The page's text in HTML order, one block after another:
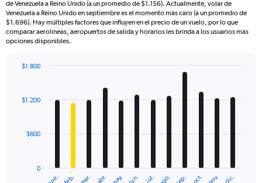
de Venezuela a Reino Unido (a un promedio de $1.156). Actualmente, volar de
Venezuela a Reino Unido en septiembre es el momento más caro (a un promedio de
$1.696). Hay múltiples factores que influyen en el precio de un vuelo, por lo que
comparar aerolíneas, aeropuertos de salida y horarios les brinda a los usuarios más
opciones disponibles.
with
12
The
ene. feb. mar. abr. may. jun. jul. ago. sep. oct. nov. dic.
0
$600
$1.200
$1.800